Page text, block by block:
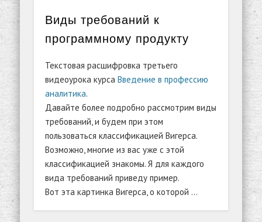
Виды требований к
программному продукту
Текстовая расшифровка третьего
видеоурока курсаВведение в профессию
аналитика.
Давайте более подробно рассмотрим виды
требований, и будем при этом
пользоваться классификацией Вигерса.
Возможно, многие из вас уже с этой
классификацией знакомы. Я для каждого
вида требований приведу пример.
Вот эта картинка Вигерса, о которой …